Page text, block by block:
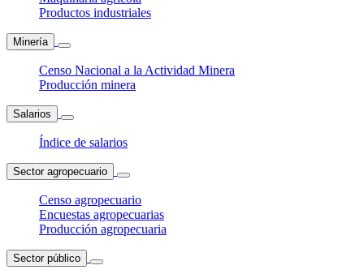
Productos industriales
Minería
Censo Nacional a la Actividad Minera
Producción minera
Salarios
Índice de salarios
Sector agropecuario
Censo agropecuario
Encuestas agropecuarias
Producción agropecuaria
Sector público